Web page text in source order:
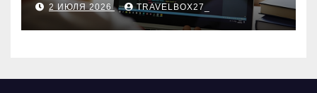
2 ИЮЛЯ 2026 TRAVELBOX27_